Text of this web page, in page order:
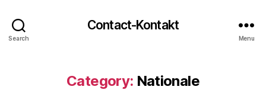
Search
Contact-Kontakt
Menu
Category: Nationale